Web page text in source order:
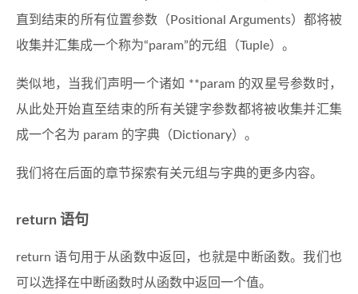
直到结束的所有位置参数（Positional Arguments）都将被
收集并汇集成一个称为“param”的元组（Tuple）。
类似地，当我们声明一个诸如 **param 的双星号参数时，
从此处开始直至结束的所有关键字参数都将被收集并汇集
成一个名为 param 的字典（Dictionary）。
我们将在后面的章节探索有关元组与字典的更多内容。
return 语句
return 语句用于从函数中返回，也就是中断函数。我们也
可以选择在中断函数时从函数中返回一个值。